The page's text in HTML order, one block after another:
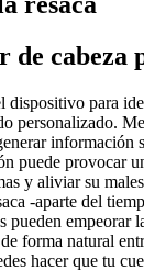
de cabeza
dispositivo para
personalizado.
puede provocar
y aliviar su
-aparte del
pueden empeorar
forma natural
hacer que tu